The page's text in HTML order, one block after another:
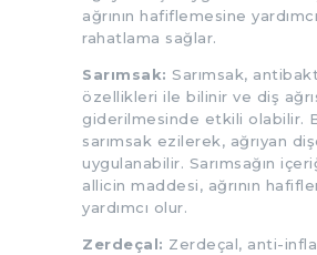
ağrının hafiflemesine
rahatlama sağlar.
Sarımsak: Sarımsak,
özellikleri ile bilinir ve diş
giderilmesinde etkili olabilir.
sarımsak ezilerek, ağrıyan
uygulanabilir. Sarımsağın
allicin maddesi, ağrının
yardımcı olur.
Zerdeçal: Zerdeçal, anti-